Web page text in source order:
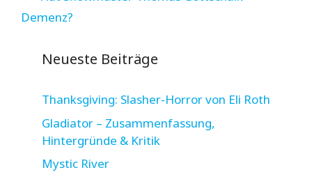
Demenz?
Neueste Beiträge
Thanksgiving: Slasher-Horror von Eli Roth
Gladiator – Zusammenfassung,
Hintergründe & Kritik
Mystic River